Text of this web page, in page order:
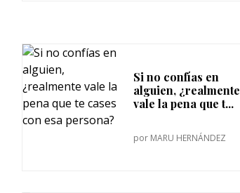
Si no confías en
alguien, ¿realmente
vale la pena que t...
por MARU HERNÁNDEZ